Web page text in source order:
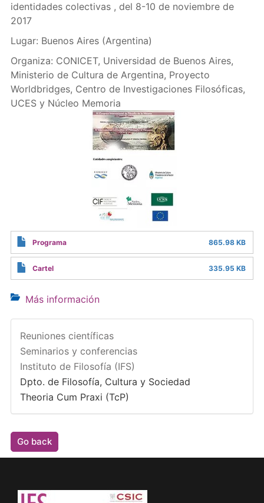
identidades colectivas , del 8-10 de noviembre de
2017
Lugar: Buenos Aires (Argentina)
Organiza: CONICET, Universidad de Buenos Aires,
Ministerio de Cultura de Argentina, Proyecto
Worldbridges, Centro de Investigaciones Filosóficas,
UCES y Núcleo Memoria
Programa 865.98 KB
Cartel 335.95 KB
Más información
Reuniones científicas
Seminarios y conferencias
Instituto de Filosofía (IFS)
Dpto. de Filosofía, Cultura y Sociedad
Theoria Cum Praxi (TcP)
Go back